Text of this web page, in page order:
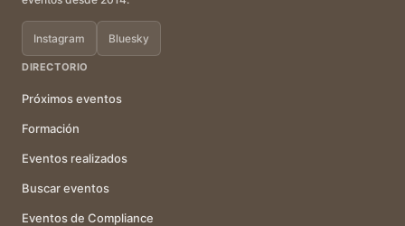
Instagram Bluesky
DIRECTORIO
Próximos eventos
Formación
Eventos realizados
Buscar eventos
Eventos de Compliance